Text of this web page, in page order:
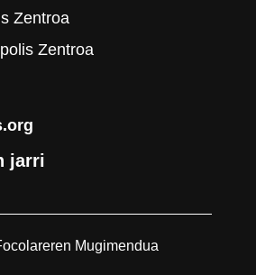
Zentroa
Zentroa
jarri
Mugimendua